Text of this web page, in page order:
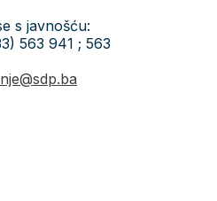
s javnošću:
563 941 ; 563